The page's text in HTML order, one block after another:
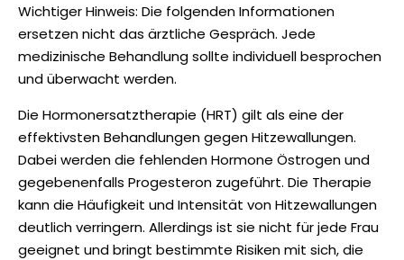
Wichtiger Hinweis: Die folgenden Informationen
ersetzen nicht das ärztliche Gespräch. Jede
medizinische Behandlung sollte individuell besprochen
und überwacht werden.
Die Hormonersatztherapie (HRT) gilt als eine der
effektivsten Behandlungen gegen Hitzewallungen.
Dabei werden die fehlenden Hormone Östrogen und
gegebenenfalls Progesteron zugeführt. Die Therapie
kann die Häufigkeit und Intensität von Hitzewallungen
deutlich verringern. Allerdings ist sie nicht für jede Frau
geeignet und bringt bestimmte Risiken mit sich, die